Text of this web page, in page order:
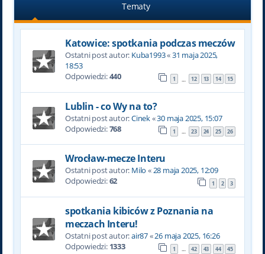
Tematy
Katowice: spotkania podczas meczów
Ostatni post autor: Kuba1993«31 maja 2025,
18:53
Odpowiedzi:440 1 … 12 13 14 15
Lublin - co Wy na to?
Ostatni post autor:Cinek«30 maja 2025, 15:07
Odpowiedzi:768 1 … 23 24 25 26
Wrocław-mecze Interu
Ostatni post autor: Milo «28 maja 2025, 12:09
Odpowiedzi:62 1 2 3
spotkania kibiców z Poznania na
meczach Interu!
Ostatni post autor:air87«26 maja 2025, 16:26
Odpowiedzi: 1333 1 … 42 43 44 45